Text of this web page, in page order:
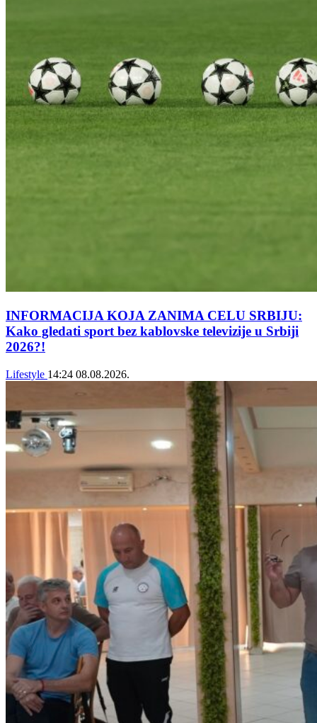
INFORMACIJA KOJA ZANIMA CELU SRBIJU:
Kako gledati sport bez kablovske televizije u Srbiji
2026?!
Lifestyle 14:24 08.08.2026.